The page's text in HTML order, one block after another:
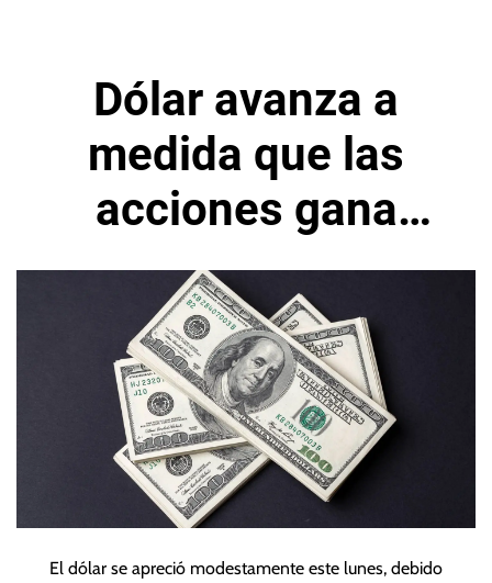
Dólar avanza a
medida que las
acciones gana
espacio, inflación a
la vista
El dólar se apreció modestamente este lunes, debido